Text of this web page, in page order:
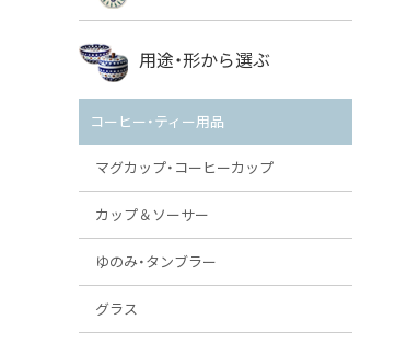
VENA
ミレナ
ボレス
用途・形から選ぶ
コーヒー・ティー用品
マグカップ・コーヒーカップ
カップ＆ソーサー
ゆのみ・タンブラー
グラス